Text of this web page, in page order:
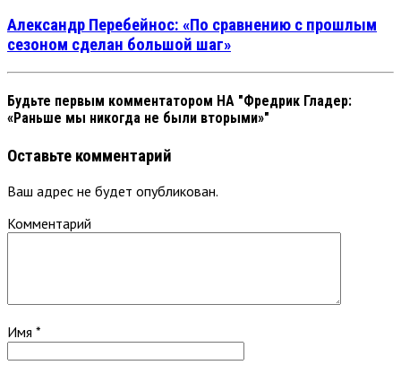
Александр Перебейнос: «По сравнению с прошлым
сезоном сделан большой шаг»
Будьте первым комментатором НА "Фредрик Гладер:
«Раньше мы никогда не были вторыми»"
Оставьте комментарий
Ваш адрес не будет опубликован.
Комментарий
Имя *